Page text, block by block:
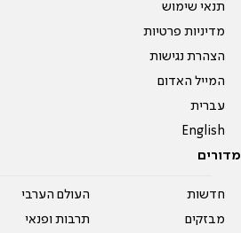
תנאי שימוש
מדיניות פרטיות
הצהרת נגישות
המייל האדום
עברית
English
מדורים
חדשות
מבזקים
העולם הערבי
תרבות ופנאי